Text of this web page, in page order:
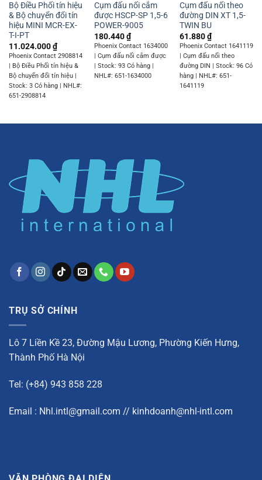
Bộ Điều Phối tín hiệu
& Bộ chuyển đổi tín
hiệu MINI MCR-EX-
T-I-PT
11.024.000₫
Phoenix Contact 2908814
| Bộ Điều Phối tín hiệu &
Bộ chuyển đổi tín hiệu |
Stock: 3 Có hàng | NHL#:
651-2908814
Cụm đấu nối cắm
được HSCP-SP 1,5-6
POWER-9005
180.440₫
Phoenix Contact 1634000
| Cụm đấu nối cắm được
| Stock: 93 Có hàng |
NHL#: 651-1634000
Cụm đấu nối theo
đường DIN XT 1,5-
TWIN BU
61.880₫
Phoenix Contact 1641119
| Cụm đấu nối theo
đường DIN | Stock: 96 Có
hàng | NHL#: 651-
1641119
TRỤ SỞ CHÍNH
Lô 7 Liền Kề 23, Đường Mậu Lương, Phường Kiến Hưng,
Thành Phố Hà Nội
Tel: (+84) 943 858 228
Email : Nhl.intl@gmail.com // kinhdoanh@nhl-intl.com